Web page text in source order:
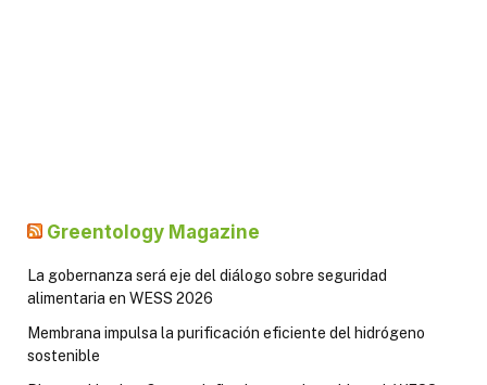
Greentology Magazine
La gobernanza será eje del diálogo sobre seguridad
alimentaria en WESS 2026
Membrana impulsa la purificación eficiente del hidrógeno
sostenible